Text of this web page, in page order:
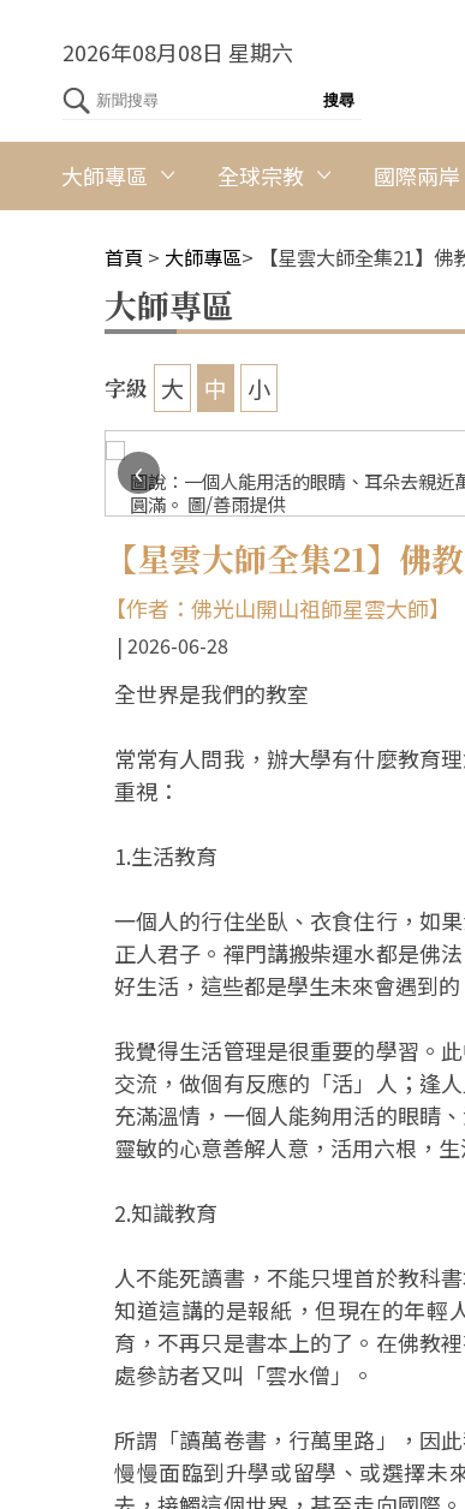
2026年08月08日 星期六
大師專區 全球宗教 國際兩岸
首頁 > 大師專區> 【星雲大師全集21】
大師專區
字級 大 中 小
圖說：一個人能用活的眼睛、耳朵去親
圓滿。 圖/善雨提供
‹
【星雲大師全集21】
【作者：佛光山開山祖師星雲大師】
2026-06-28
全世界是我們的教室
常常有人問我，辦大學有什麼教育
重視：
1.生活教育
一個人的行住坐臥、衣食住行，如
正人君子。禪門講搬柴運水都是佛
好生活，這些都是學生未來會遇到的
我覺得生活管理是很重要的學習。
交流，做個有反應的「活」人；逢
充滿溫情，一個人能夠用活的眼睛
靈敏的心意善解人意，活用六根，
2.知識教育
人不能死讀書，不能只埋首於教科
知道這講的是報紙，但現在的年輕
育，不再只是書本上的了。在佛教
處參訪者又叫「雲水僧」。
所謂「讀萬卷書，行萬里路」，因
慢慢面臨到升學或留學、或選擇未